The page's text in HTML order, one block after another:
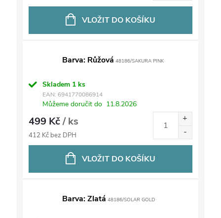
VLOŽIT DO KOŠÍKU
Barva: Růžová 48186/SAKURA PINK
Skladem 1 ks
EAN: 6941770086914
Můžeme doručit do 11.8.2026
499 Kč/ ks
412 Kč bez DPH
VLOŽIT DO KOŠÍKU
Barva: Zlatá 48186/SOLAR GOLD